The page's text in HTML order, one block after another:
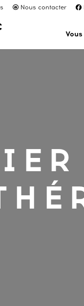
Nous contacter